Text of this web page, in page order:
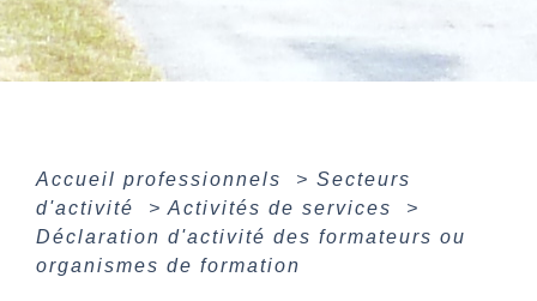
Accueil professionnels > Secteurs
d'activité
> Activités de services
>
Déclaration d'activité des formateurs ou
organismes de formation